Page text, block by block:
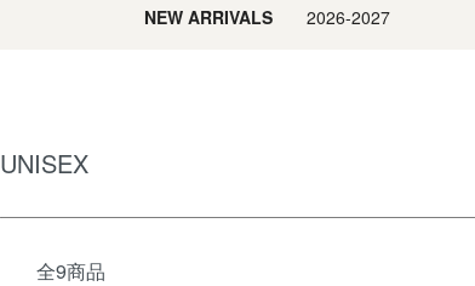
NEW ARRIVALS2026-2027
UNISEX
全9商品